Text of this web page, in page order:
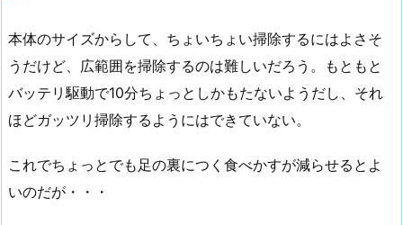
本体のサイズからして、ちょいちょい掃除するにはよさそ
うだけど、広範囲を掃除するのは難しいだろう。もともと
バッテリ駆動で10分ちょっとしかもたないようだし、それ
ほどガッツリ掃除するようにはできていない。
これでちょっとでも足の裏につく食べかすが減らせるとよ
いのだが・・・